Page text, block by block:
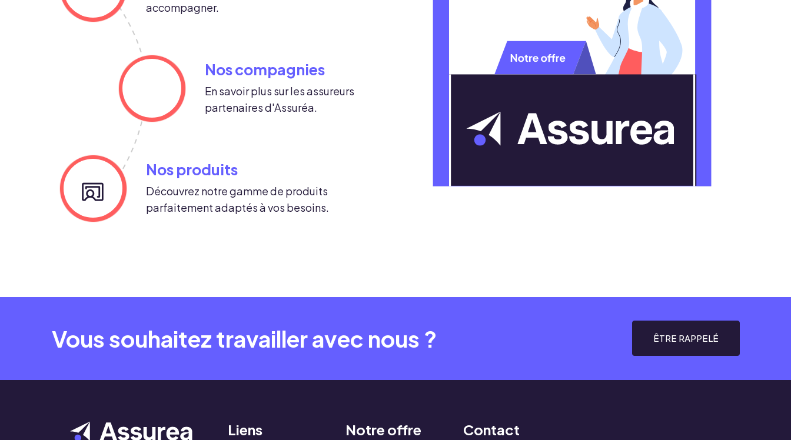
accompagner.
Nos compagnies
En savoir plus sur les assureurs
partenaires d'Assuréa.
Nos produits
Découvrez notre gamme de produits
parfaitement adaptés à vos besoins.
Vous souhaitez travailler avec nous ? ÊTRE RAPPELÉ
Liens Notre offre Contact